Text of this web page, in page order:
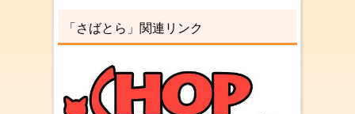
「さばとら」関連リンク